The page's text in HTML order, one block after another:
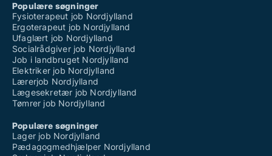
Populære søgninger
Fysioterapeut job Nordjylland
Ergoterapeut job Nordjylland
Ufaglært job Nordjylland
Socialrådgiver job Nordjylland
Job i landbruget Nordjylland
Elektriker job Nordjylland
Lærerjob Nordjylland
Lægesekretær job Nordjylland
Tømrer job Nordjylland
Populære søgninger
Lager job Nordjylland
Pædagogmedhjælper Nordjylland